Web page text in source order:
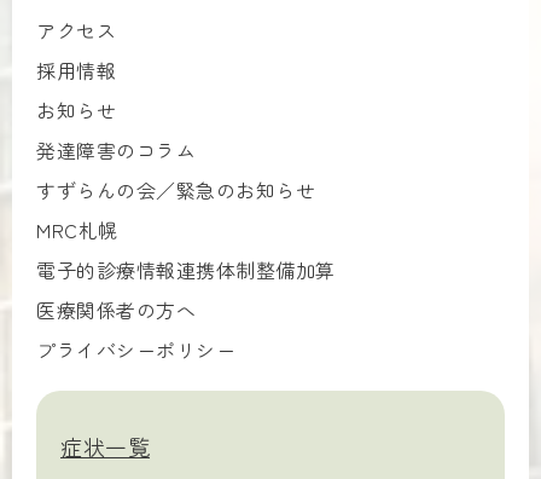
アクセス
採用情報
お知らせ
発達障害のコラム
すずらんの会／緊急のお知らせ
MRC札幌
電子的診療情報連携体制整備加算
医療関係者の方へ
プライバシーポリシー
症状一覧